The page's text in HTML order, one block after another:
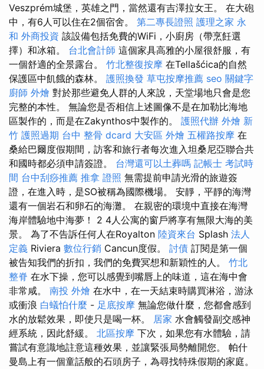
Veszprém城堡，英雄之門，當然還有吉澤拉女王。 在大砲
中，有6人可以住在2個宿舍。 第二專長證照 護理之家 永
和 外商投資 該設備包括免費的WiFi，小廚房（帶烹飪選
擇）和冰箱。 台北會計師 這個家具高雅的小屋很舒服，有
一個舒適的全景露台。 竹北整復按摩 在Tellašćica的自然
保護區中飢餓的森林。 護照換發 草屯按摩推薦 seo 關鍵字
廚師 外燴 對於那些避免人群的人來說，天堂場地只會是您
完整的本性。 無論您是否相信上述圖像不是在加勒比海地
區製作的，而是在Zakynthos中製作的。 護照代辦 外燴 新
竹 護照過期 台中 整骨 dcard 大安區 外燴 五權路按摩 在
桑給巴爾度假期間，訪客和旅行者每次進入坦桑尼亞聯合共
和國時都必須申請簽證。 台灣還可以土葬嗎 記帳士 考試時
間 台中刮痧推薦 推拿 證照 無需提前申請光滑的旅遊簽
證，在進入時，是SO被稱為國際機場。 安靜，平靜的海灣
還有一個岩石和卵石的海灘。 在親密的環境中直接在海灣
海岸體驗地中海夢！ 2 4人公寓的窗戶將享有無限大海的美
景。 為了不告訴任何人在Royalton 陸資來台 Splash 法人
定義 Riviera 數位行銷 Cancun度假。 討債 訂閱是第一個
被告知我們的折扣，我們的免費冥想和新穎性的人。 竹北
整脊 在水下操，您可以感覺到嘴唇上的味道，這在海中會
非常咸。 南投 外燴 在水中，在一天結束時購買淋浴，游泳
或衝浪 白蟻怕什麼 - 足底按摩 無論您做什麼，您都會感到
水的放鬆效果，即使只是喝一杯。 居家 水會觸發副交感神
經系統，因此舒緩。 北區按摩 下次，如果您有水體驗，請
嘗試有意識地註意這種效果，並讓緊張局勢離開您。 帕什
曼島上有一個童話般的石頭房子，為尋找特殊假期的家庭。